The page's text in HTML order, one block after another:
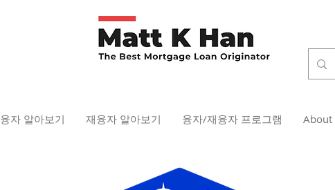
융자 알아보기 재융자 알아보기 융자/재융자 프로그램 About